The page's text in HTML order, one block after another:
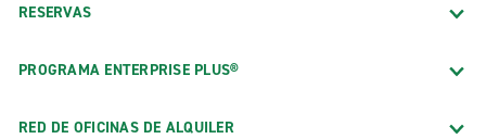
RESERVAS
PROGRAMA ENTERPRISE PLUS®
RED DE OFICINAS DE ALQUILER